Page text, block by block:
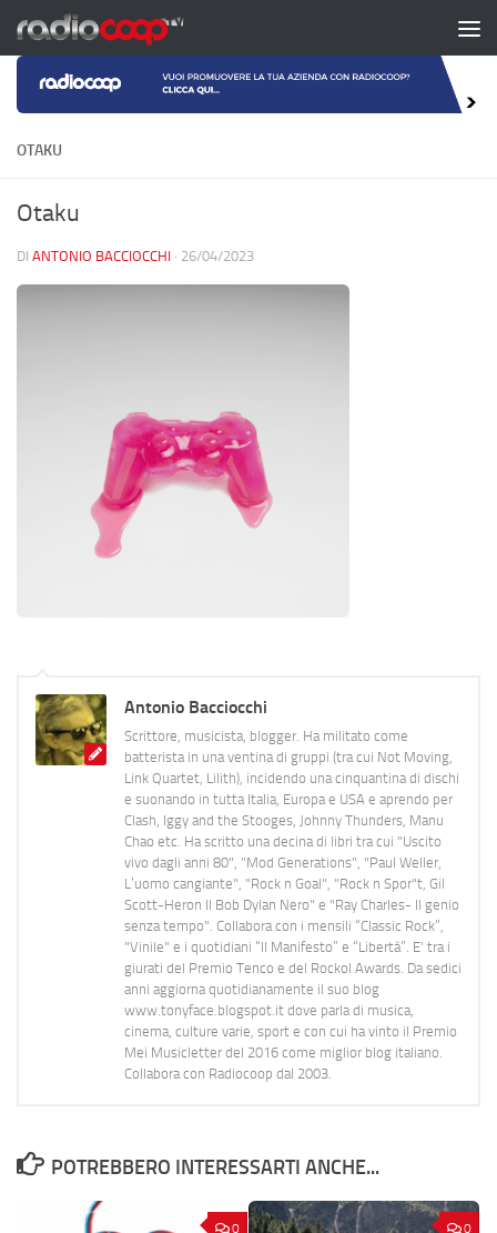
Salta al contenuto
OTAKU
Otaku
DI ANTONIO BACCIOCCHI · 26/04/2023
Antonio Bacciocchi
Scrittore, musicista, blogger. Ha militato come
batterista in una ventina di gruppi (tra cui Not Moving,
Link Quartet, Lilith), incidendo una cinquantina di dischi
e suonando in tutta Italia, Europa e USA e aprendo per
Clash, Iggy and the Stooges, Johnny Thunders, Manu
Chao etc. Ha scritto una decina di libri tra cui "Uscito
vivo dagli anni 80", "Mod Generations", "Paul Weller,
L’uomo cangiante", "Rock n Goal", "Rock n Spor"t, Gil
Scott-Heron Il Bob Dylan Nero" e "Ray Charles- Il genio
senza tempo". Collabora con i mensili “Classic Rock”,
"Vinile" e i quotidiani “Il Manifesto” e “Libertà”. E' tra i
giurati del Premio Tenco e del Rockol Awards. Da sedici
anni aggiorna quotidianamente il suo blog
www.tonyface.blogspot.it dove parla di musica,
cinema, culture varie, sport e con cui ha vinto il Premio
Mei Musicletter del 2016 come miglior blog italiano.
Collabora con Radiocoop dal 2003.
POTREBBERO INTERESSARTI ANCHE...
0 0